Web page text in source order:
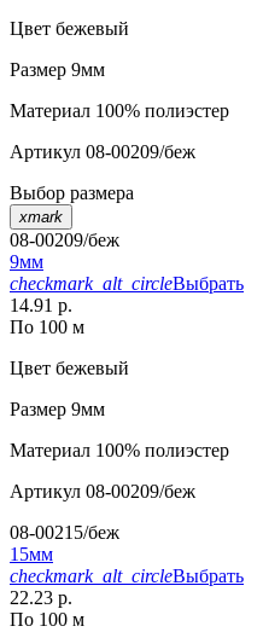
Цвет бежевый
Размер 9мм
Материал 100% полиэстер
Артикул 08-00209/беж
Выбор размера
xmark
08-00209/беж
9мм
checkmark_alt_circleВыбрать
14.91 р.
По 100 м
Цвет бежевый
Размер 9мм
Материал 100% полиэстер
Артикул 08-00209/беж
08-00215/беж
15мм
checkmark_alt_circleВыбрать
22.23 р.
По 100 м